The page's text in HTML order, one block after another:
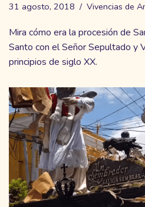
31 agosto, 2018 Vivencias de
Mira cómo era la procesión de
Santo con el Señor Sepultado y
principios de siglo XX.